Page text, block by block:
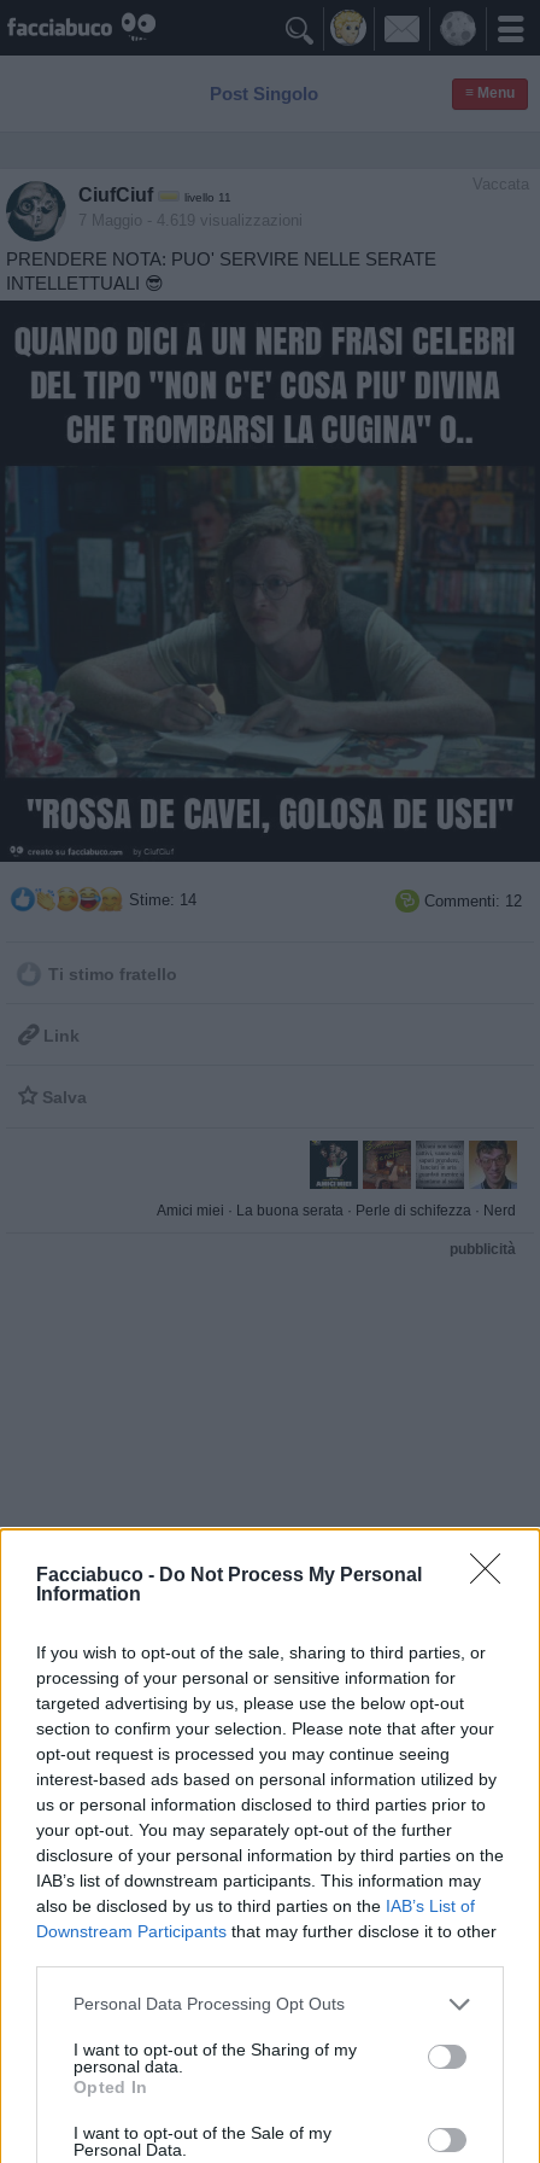
Facciabuco - Do Not Process My Personal
Information
If you wish to opt-out of the sale, sharing to third parties, or
processing of your personal or sensitive information for
targeted advertising by us, please use the below opt-out
section to confirm your selection. Please note that after your
opt-out request is processed you may continue seeing
interest-based ads based on personal information utilized by
us or personal information disclosed to third parties prior to
your opt-out. You may separately opt-out of the further
disclosure of your personal information by third parties on the
IAB’s list of downstream participants. This information may
also be disclosed by us to third parties on the IAB’s List of
Downstream Participants that may further disclose it to other
Personal Data Processing Opt Outs
I want to opt-out of the Sharing of my
personal data.
Opted In
I want to opt-out of the Sale of my
Personal Data.

Post Singolo ≡ Menu
Vaccata
CiufCiuf livello 11
7 Maggio - 4.619 visualizzazioni
PRENDERE NOTA: PUO' SERVIRE NELLE SERATE
INTELLETTUALI 😎
Stime: 14  Commenti: 12
Ti stimo fratello
 Link
 Salva
Amici miei · La buona serata · Perle di schifezza · Nerd
pubblicità
Nicktuttipresi
Per chi legge
Io sono tinta👀
7 Maggio alle ore 21:22
·Ti stimo ·Rispondi
Bronsequerte :Nicktuttipresi la donna tinta gli piace
perché non fa mai finta 🤣taac
7 Maggio alle ore 21:24
· Ti stimo
CiufCiuf:Nicktuttipresi dopo questa mi aspetto il